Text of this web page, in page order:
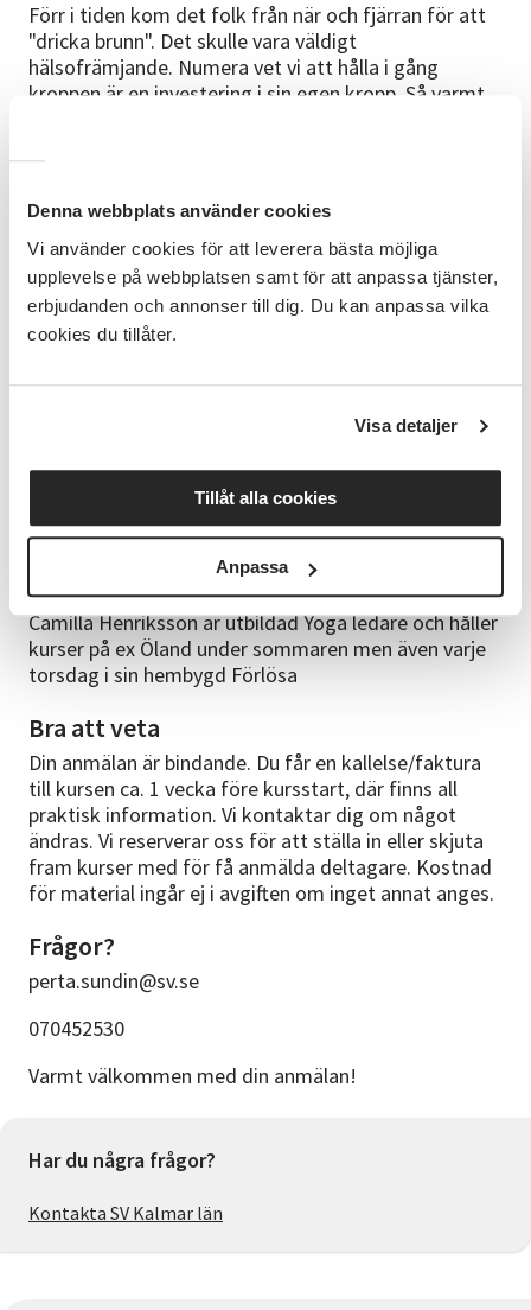
Denna webbplats använder cookies
Vi använder cookies för att leverera bästa möjliga
upplevelse på webbplatsen samt för att anpassa tjänster,
erbjudanden och annonser till dig. Du kan anpassa vilka
cookies du tillåter.
Visa detaljer
Tillåt alla cookies
Anpassa
Förr i tiden kom det folk från när och fjärran för att
"dricka brunn". Det skulle vara väldigt
hälsofrämjande. Numera vet vi att hålla i gång
kroppen är en investering i sin egen kropp. Så varmt
Förkunskaper
Inga förkunskaper behövs.
Material
Ta med dig yogamatta eller liggunderlag eller en
handduk. Vi utövar yogan barfota med gräset som
underlag där du lägger din matta.
Det finns ett fåtal mattor att låna
Platsen vi ska vara på är Badhus parken, Bakom
Sporthallen. Du kommer se en grön stor Beachflagga
och förhoppningsvis fullt med folk med sina mattor.
Kursledare
Camilla Henriksson är utbildad Yoga ledare och håller
kurser på ex Öland under sommaren men även varje
torsdag i sin hembygd Förlösa
Bra att veta
Din anmälan är bindande. Du får en kallelse/faktura
till kursen ca. 1 vecka före kursstart, där finns all
praktisk information. Vi kontaktar dig om något
ändras. Vi reserverar oss för att ställa in eller skjuta
fram kurser med för få anmälda deltagare. Kostnad
för material ingår ej i avgiften om inget annat anges.
Frågor?
perta.sundin@sv.se
070452530
Varmt välkommen med din anmälan!
Har du några frågor?
Kontakta SV Kalmar län